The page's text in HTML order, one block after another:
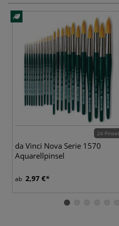
24 Pinsel
da Vinci Nova Serie 1570
Aquarellpinsel
ab 2,97 €